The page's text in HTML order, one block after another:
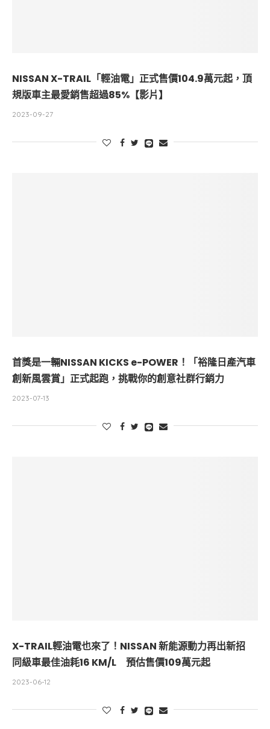
NISSAN X-TRAIL「輕油電」正式售價104.9萬元起，頂
規版車主最愛銷售超過85%【影片】
2023-09-27
首獎是一輛NISSAN KICKS e-POWER！「裕隆日產汽車
創新風雲賞」正式起跑，挑戰你的創意社群行銷力
2023-07-13
X-TRAIL輕油電也來了！NISSAN 新能源動力再出新招
同級車最佳油耗16 KM/L 預估售價109萬元起
2023-06-12